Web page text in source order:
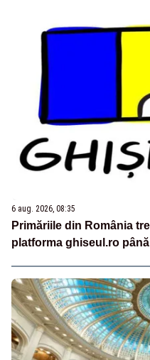
6 aug. 2026, 08:35
Primăriile din România
platforma ghiseul.ro